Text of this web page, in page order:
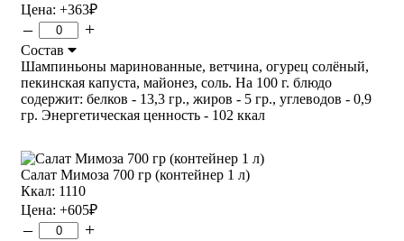
Цена: +363₽
– +
Состав
Шампиньоны маринованные, ветчина, огурец солёный,
пекинская капуста, майонез, соль. На 100 г. блюдо
содержит: белков - 13,3 гр., жиров - 5 гр., углеводов - 0,9
гр. Энергетическая ценность - 102 ккал
Салат Мимоза 700 гр (контейнер 1 л)
Ккал: 1110
Цена: +605₽
– +